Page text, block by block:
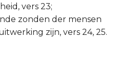
vers 23;
zonden der mensen
zijn, vers 24, 25.